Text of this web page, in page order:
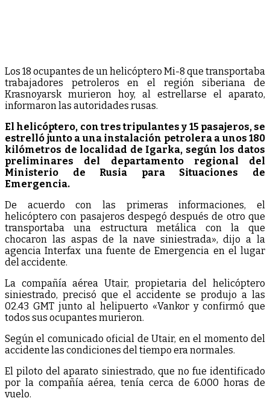
Los 18 ocupantes de un helicóptero Mi-8 que transportaba
trabajadores petroleros en el región siberiana de
Krasnoyarsk murieron hoy, al estrellarse el aparato,
informaron las autoridades rusas.
El helicóptero, con tres tripulantes y 15 pasajeros, se
estrelló junto a una instalación petrolera a unos 180
kilómetros de localidad de Igarka, según los datos
preliminares del departamento regional del
Ministerio de Rusia para Situaciones de
Emergencia.
De acuerdo con las primeras informaciones, el
helicóptero con pasajeros despegó después de otro que
transportaba una estructura metálica con la que
chocaron las aspas de la nave siniestrada», dijo a la
agencia Interfax una fuente de Emergencia en el lugar
del accidente.
La compañía aérea Utair, propietaria del helicóptero
siniestrado, precisó que el accidente se produjo a las
02.43 GMT junto al helipuerto «Vankor y confirmó que
todos sus ocupantes murieron.
Según el comunicado oficial de Utair, en el momento del
accidente las condiciones del tiempo era normales.
El piloto del aparato siniestrado, que no fue identificado
por la compañía aérea, tenía cerca de 6.000 horas de
vuelo.